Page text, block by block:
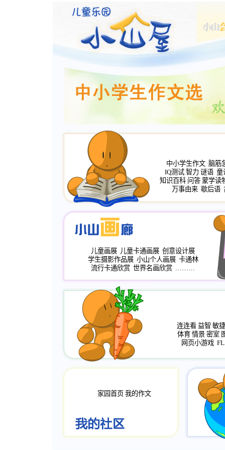
中小学生作文 脑筋
IQ测试 智力 谜语 童
知识百科 问答 蒙学读
万事由来 歇后语
儿童画展 儿童卡通画展 创意设计展
学生摄影作品展 小山个人画展 卡通林
流行卡通欣赏 世界名画欣赏 ………
连连看 益智 敏捷
体育 情景 密室
网页小游戏
家园首页 我的作文